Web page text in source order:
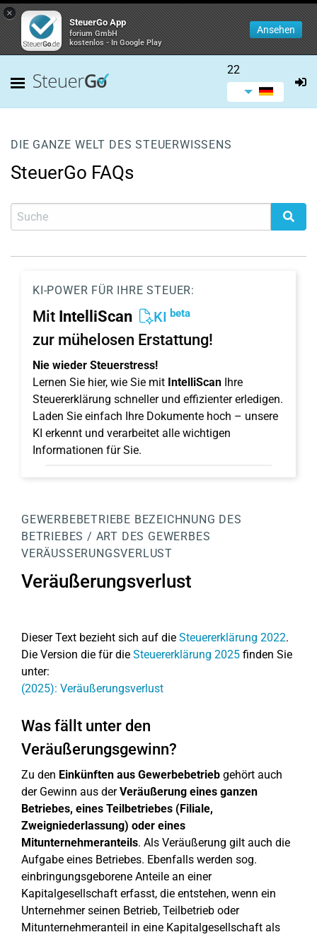
×
SteuerGo App
forium GmbH
kostenlos - In Google Play
Ansehen
22
DIE GANZE WELT DES STEUERWISSENS
SteuerGo FAQs
KI-POWER FÜR IHRE STEUER:
Mit IntelliScan KI beta
zur mühelosen Erstattung!
Nie wieder Steuerstress!
Lernen Sie hier, wie Sie mit IntelliScan Ihre
Steuererklärung schneller und effizienter erledigen.
Laden Sie einfach Ihre Dokumente hoch – unsere
KI erkennt und verarbeitet alle wichtigen
Informationen für Sie.
GEWERBEBETRIEBE BEZEICHNUNG DES
BETRIEBES / ART DES GEWERBES
VERÄUSSERUNGSVERLUST
Veräußerungsverlust
Dieser Text bezieht sich auf die Steuererklärung 2022.
Die Version die für die Steuererklärung 2025 finden Sie
unter:
(2025): Veräußerungsverlust
Was fällt unter den
Veräußerungsgewinn?
Zu den Einkünften aus Gewerbebetrieb gehört auch
der Gewinn aus derVeräußerung eines ganzen
Betriebes, eines Teilbetriebes (Filiale,
Zweigniederlassung) oder eines
Mitunternehmeranteils. Als Veräußerung gilt auch die
Aufgabe eines Betriebes. Ebenfalls werden sog.
einbringungsgeborene Anteile an einer
Kapitalgesellschaft erfasst, die entstehen, wenn ein
Unternehmer seinen Betrieb, Teilbetrieb oder
Mitunternehmeranteil in eine Kapitalgesellschaft als